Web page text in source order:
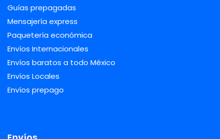
Guías prepagadas
Mensajería express
Paquetería económica
Envíos Internacionales
Envíos baratos a todo México
Envíos Locales
Envíos prepago